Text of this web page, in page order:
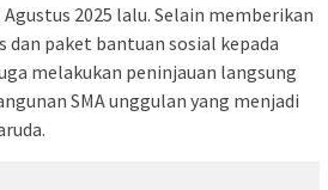
2025 lalu. Selain memberikan
dan paket bantuan sosial kepada
melakukan peninjauan langsung
SMA unggulan yang menjadi